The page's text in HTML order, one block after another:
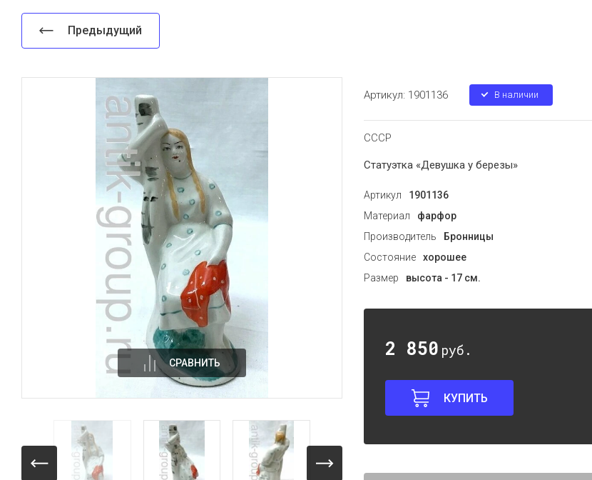
Предыдущий
СРАВНИТЬ
Артикул: 1901136 В наличии
СССР
Статуэтка «Девушка у березы»
Артикул
1901136
Материал
фарфор
Производитель
Бронницы
Состояние
хорошее
Размер
высота - 17 см.
2 850 руб.
КУПИТЬ